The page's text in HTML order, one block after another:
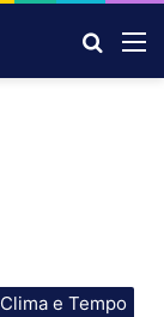
por
Clima e Tempo